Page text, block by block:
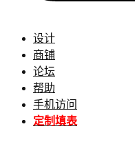
设计
商铺
论坛
帮助
手机访问
定制填表